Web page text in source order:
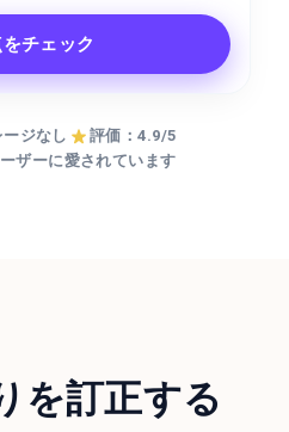
チェック
ージなし
評価：4.9/5
ザーに愛されています
を訂正する